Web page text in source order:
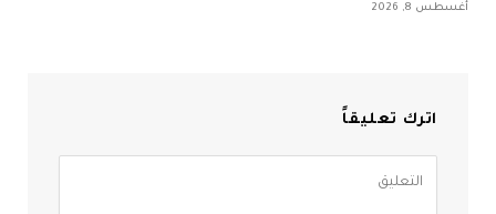
أغسطس 8, 2026
اترك تعليقاً